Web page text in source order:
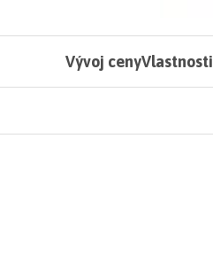
Vývoj cenyVlastnosti